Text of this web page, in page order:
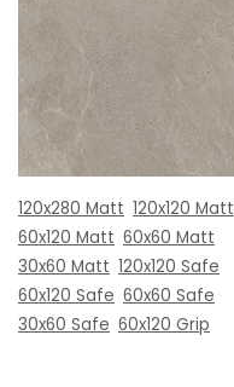
120x280 Matt 120x120 Matt
60x120 Matt 60x60 Matt
30x60 Matt 120x120 Safe
60x120 Safe 60x60 Safe
30x60 Safe 60x120 Grip